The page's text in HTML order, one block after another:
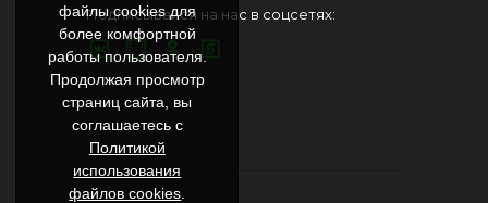
Подписывайся на нас в соцсетях:
файлы cookies для
более комфортной
работы пользователя.
Продолжая просмотр
страниц сайта, вы
соглашаетесь с
Политикой
использования
файлов cookies